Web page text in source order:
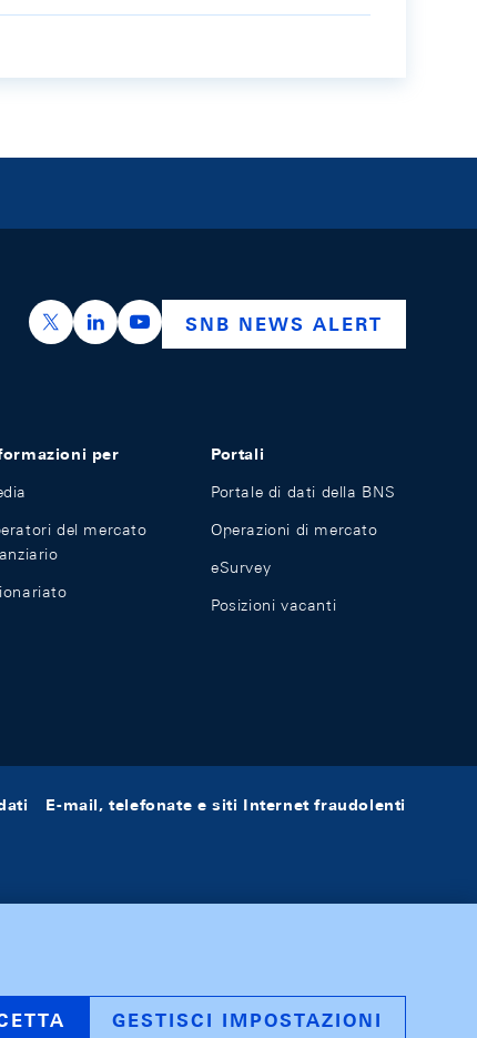
https://x.com/snb_bns
https://ch.linkedin.com/company/swiss-
https://www.youtube.com/
SNB NEWS ALERT
per
del mercato
Portali
Portale di dati della BNS
Operazioni di mercato
eSurvey
Posizioni vacanti
E-mail, telefonate e siti Internet fraudolenti
GESTISCI IMPOSTAZIONI